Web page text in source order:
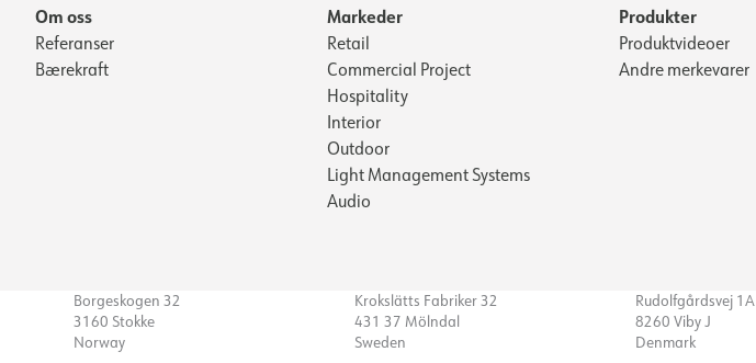
Om oss
Referanser
Bærekraft
Markeder
Retail
Commercial Project
Hospitality
Interior
Outdoor
Light Management Systems
Audio
Produkter
Produktvideoer
Andre merkevarer
Borgeskogen 32
3160 Stokke
Norway
Krokslätts Fabriker 32
431 37 Mölndal
Sweden
Rudolfgårdsvej 1A
8260 Viby J
Denmark